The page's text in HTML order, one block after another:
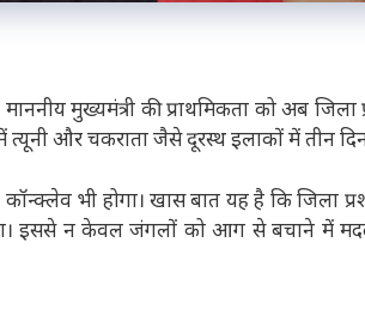
मुख्यमंत्री की प्राथमिकता को अब
त्यूनी और चकराता जैसे दूरस्थ इलाकों में तीन
भी होगा। खास बात यह है कि जिला
इससे न केवल जंगलों को आग से बचाने में